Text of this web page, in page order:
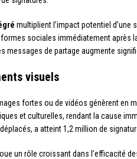
multiplient l’impact potentiel
sociales immédiatement après
messages de partage augmente
visuels
fortes ou de vidéos génèrent en
et culturelles, rendant la cause
a atteint 1,2 million de
un rôle croissant dans l’efficacité